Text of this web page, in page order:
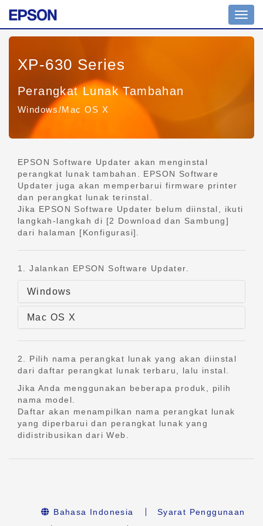
XP-630 Series
Perangkat Lunak Tambahan
Windows/Mac OS X
EPSON Software Updater akan menginstal
perangkat lunak tambahan. EPSON Software
Updater juga akan memperbarui firmware printer
dan perangkat lunak terinstal.
Jika EPSON Software Updater belum diinstal, ikuti
langkah-langkah di [2 Download dan Sambung]
dari halaman [Konfigurasi].
1. Jalankan EPSON Software Updater.
Windows
Mac OS X
2. Pilih nama perangkat lunak yang akan diinstal
dari daftar perangkat lunak terbaru, lalu instal.
Jika Anda menggunakan beberapa produk, pilih
nama model.
Daftar akan menampilkan nama perangkat lunak
yang diperbarui dan perangkat lunak yang
didistribusikan dari Web.
Bahasa Indonesia
Syarat Penggunaan